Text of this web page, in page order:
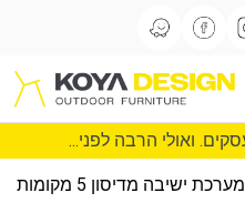
מערכת ישיבה מדיסון 5 מקומות